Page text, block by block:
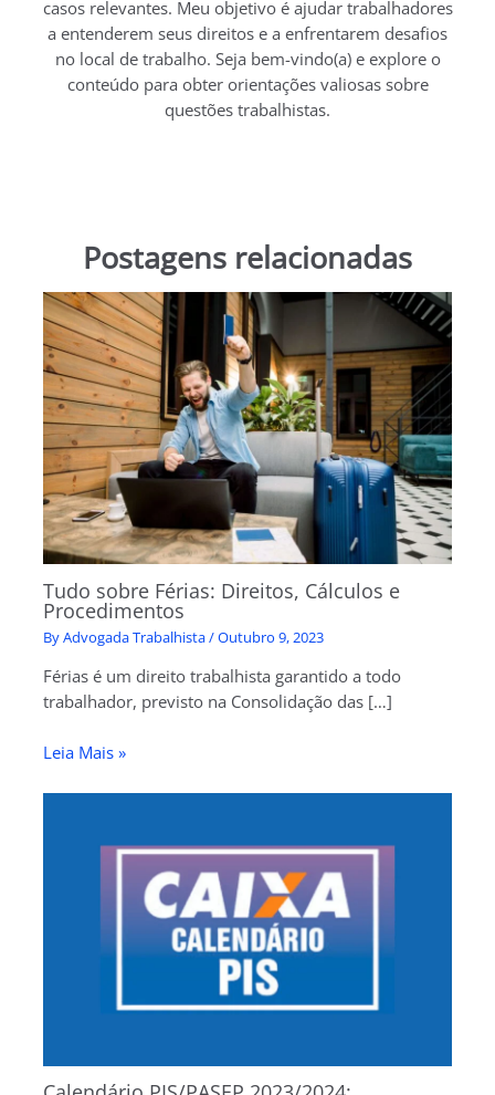
casos relevantes. Meu objetivo é ajudar trabalhadores
a entenderem seus direitos e a enfrentarem desafios
no local de trabalho. Seja bem-vindo(a) e explore o
conteúdo para obter orientações valiosas sobre
questões trabalhistas.
Postagens relacionadas
Tudo sobre Férias: Direitos, Cálculos e
Procedimentos
ByAdvogada Trabalhista/Outubro 9, 2023
Férias é um direito trabalhista garantido a todo
trabalhador, previsto na Consolidação das […]
Leia Mais »